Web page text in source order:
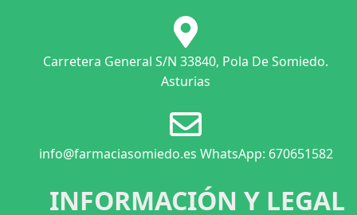
Carretera General S/N 33840, Pola De Somiedo.
Asturias
info@farmaciasomiedo.es WhatsApp: 670651582
INFORMACIÓN Y LEGAL